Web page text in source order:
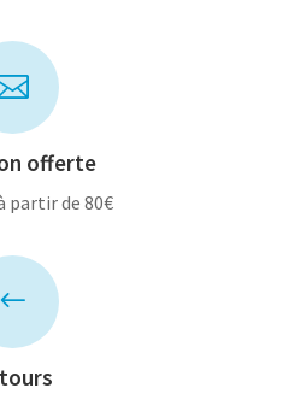
offerte
partir de 80€
#